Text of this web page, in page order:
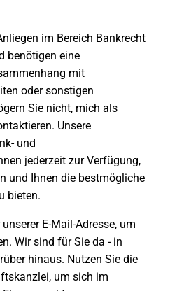
im Bereich Bankrecht
benötigen eine
mit
oder sonstigen
Sie nicht, mich als
Unsere
und
jederzeit zur Verfügung,
und Ihnen die bestmögliche
bieten.
E-Mail-Adresse, um
Wir sind für Sie da - in
hinaus. Nutzen Sie die
um sich im